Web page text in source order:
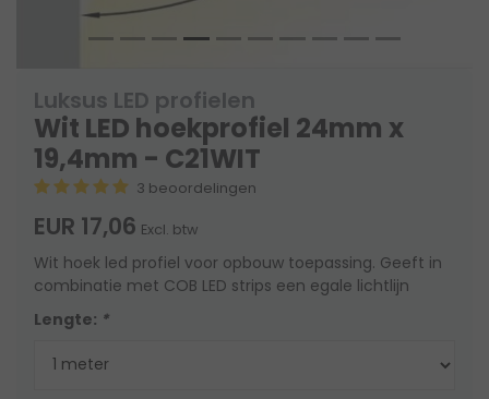
Luksus LED profielen
Wit LED hoekprofiel 24mm x
19,4mm - C21WIT
3 beoordelingen
EUR 17,06 Excl. btw
Wit hoek led profiel voor opbouw toepassing. Geeft in
combinatie met COB LED strips een egale lichtlijn
Lengte: *